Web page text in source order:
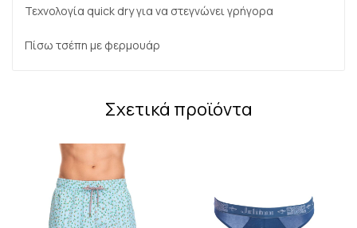
Τεχνολογία quick dry για να στεγνώνει γρήγορα
Πίσω τσέπη με φερμουάρ
Σχετικά προϊόντα